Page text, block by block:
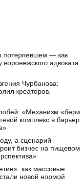
потерпевшем — как
адвоката
Чурбанова:
креаторов.
«Механизм «бери
комплекс в барьер
а сценарий
бизнес на пищевом
как массовые
новой нормой